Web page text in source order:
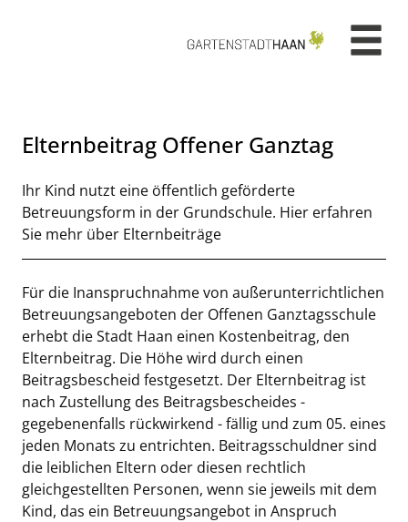
Elternbeitrag Offener Ganztag
Kurzbeschreibung
Ihr Kind nutzt eine öffentlich geförderte
Betreuungsform in der Grundschule. Hier erfahren
Sie mehr über Elternbeiträge
Beschreibung
Für die Inanspruchnahme von außerunterrichtlichen
Betreuungsangeboten der Offenen Ganztagsschule
erhebt die Stadt Haan einen Kostenbeitrag, den
Elternbeitrag. Die Höhe wird durch einen
Beitragsbescheid festgesetzt. Der Elternbeitrag ist
nach Zustellung des Beitragsbescheides -
gegebenenfalls rückwirkend - fällig und zum 05. eines
jeden Monats zu entrichten. Beitragsschuldner sind
die leiblichen Eltern oder diesen rechtlich
gleichgestellten Personen, wenn sie jeweils mit dem
Kind, das ein Betreuungsangebot in Anspruch